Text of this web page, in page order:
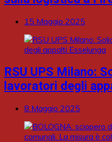
15 Maggio 2025
RSU UPS Milano:
lavoratori degli
8 Maggio 2025